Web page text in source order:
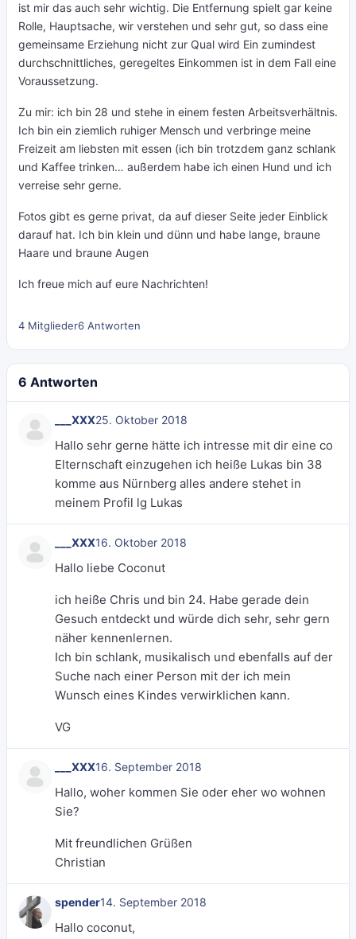
ist mir das auch sehr wichtig. Die Entfernung spielt gar keine
Rolle, Hauptsache, wir verstehen und sehr gut, so dass eine
gemeinsame Erziehung nicht zur Qual wird Ein zumindest
durchschnittliches, geregeltes Einkommen ist in dem Fall eine
Voraussetzung.
Zu mir: ich bin 28 und stehe in einem festen Arbeitsverhältnis.
Ich bin ein ziemlich ruhiger Mensch und verbringe meine
Freizeit am liebsten mit essen (ich bin trotzdem ganz schlank
und Kaffee trinken… außerdem habe ich einen Hund und ich
verreise sehr gerne.
Fotos gibt es gerne privat, da auf dieser Seite jeder Einblick
darauf hat. Ich bin klein und dünn und habe lange, braune
Haare und braune Augen
Ich freue mich auf eure Nachrichten!
4 Mitglieder6 Antworten
6 Antworten
___XXX25. Oktober 2018
Hallo sehr gerne hätte ich intresse mit dir eine co
Elternschaft einzugehen ich heiße Lukas bin 38
komme aus Nürnberg alles andere stehet in
meinem Profil lg Lukas
___XXX16. Oktober 2018
Hallo liebe Coconut
ich heiße Chris und bin 24. Habe gerade dein
Gesuch entdeckt und würde dich sehr, sehr gern
näher kennenlernen.
Ich bin schlank, musikalisch und ebenfalls auf der
Suche nach einer Person mit der ich mein
Wunsch eines Kindes verwirklichen kann.
VG
___XXX16. September 2018
Hallo, woher kommen Sie oder eher wo wohnen
Sie?
Mit freundlichen Grüßen
Christian
spender14. September 2018
Hallo coconut,